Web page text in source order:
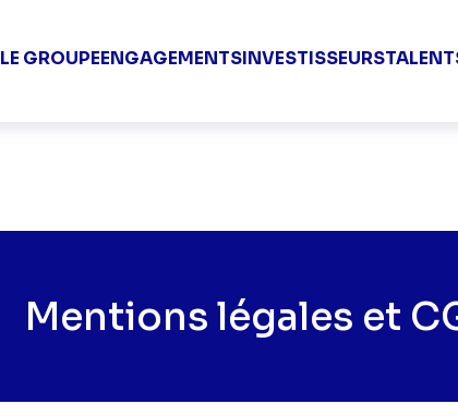
Groupe TF1
LE GROUPEENGAGEMENTSINVESTISSEURS
Mentions légales et